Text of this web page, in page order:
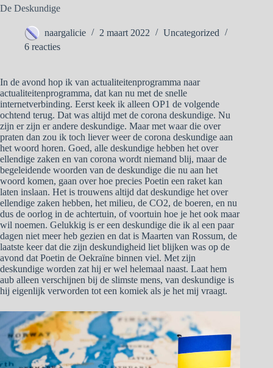
De Deskundige
naargalicie 2 maart 2022
Uncategorized
6 reacties
In de avond hop ik van actualiteitenprogramma naar
actualiteitenprogramma, dat kan nu met de snelle
internetverbinding. Eerst keek ik alleen OP1 de volgende
ochtend terug. Dat was altijd met de corona deskundige. Nu
zijn er zijn er andere deskundige. Maar met waar die over
praten dan zou ik toch liever weer de corona deskundige aan
het woord horen. Goed, alle deskundige hebben het over
ellendige zaken en van corona wordt niemand blij, maar de
begeleidende woorden van de deskundige die nu aan het
woord komen, gaan over hoe precies Poetin een raket kan
laten inslaan. Het is trouwens altijd dat deskundige het over
ellendige zaken hebben, het milieu, de CO2, de boeren, en nu
dus de oorlog in de achtertuin, of voortuin hoe je het ook maar
wil noemen. Gelukkig is er een deskundige die ik al een paar
dagen niet meer heb gezien en dat is Maarten van Rossum, de
laatste keer dat die zijn deskundigheid liet blijken was op de
avond dat Poetin de Oekraïne binnen viel. Met zijn
deskundige worden zat hij er wel helemaal naast. Laat hem
aub alleen verschijnen bij de slimste mens, van deskundige is
hij eigenlijk verworden tot een komiek als je het mij vraagt.